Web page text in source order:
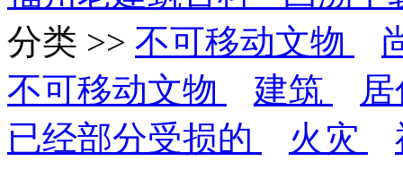
分类 >> 不可移动文物
不可移动文物
建筑
已经部分受损的
火灾